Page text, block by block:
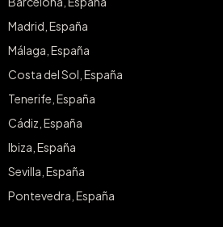
Madrid, España
Málaga, España
Costa del Sol, España
Tenerife, España
Cádiz, España
Ibiza, España
Sevilla, España
Pontevedra, España